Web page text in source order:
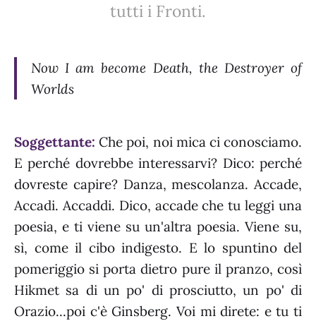
tutti i Fronti.
Now I am become Death, the Destroyer of
Worlds
Soggettante: Che poi, noi mica ci conosciamo.
E perché dovrebbe interessarvi? Dico: perché
dovreste capire? Danza, mescolanza. Accade,
Accadi. Accaddi. Dico, accade che tu leggi una
poesia, e ti viene su un'altra poesia. Viene su,
sì, come il cibo indigesto. E lo spuntino del
pomeriggio si porta dietro pure il pranzo, così
Hikmet sa di un po' di prosciutto, un po' di
Orazio...poi c'è Ginsberg. Voi mi direte: e tu ti